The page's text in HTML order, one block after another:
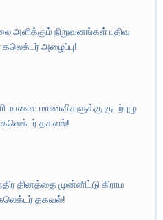
அளிக்கும் நிறுவனங்கள் பதிவு
அழைப்பு!
மாணவ மாணவிகளுக்கு குடற்புழு
கலெக்டர் தகவல்!
தினத்தை முன்னிட்டு கிராம
தகவல்!